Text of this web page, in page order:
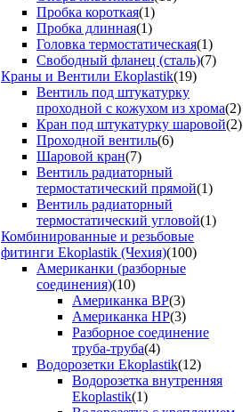
Пробка короткая(1)
Пробка длинная(1)
Головка термостатическая(1)
Свободный фланец (сталь)(7)
Краны и Вентили Ekoplastik(19)
Вентиль под штукатурку
проходной с кожухом из хрома(2)
Кран под штукатурку шаровой(2)
Проходной вентиль(6)
Шаровой кран(7)
Вентиль радиаторный
термостатический прямой(1)
Вентиль радиаторный
термостатический угловой(1)
Комбинированные и резьбовые
фитинги Ekoplastik (Чехия)(100)
Американки (разборные
соединения)(10)
Американка ВР(3)
Американка НР(3)
Разборное соединение
труба-труба(4)
Водорозетки Ekoplastik(12)
Водорозетка внутренняя
Ekoplastik(1)